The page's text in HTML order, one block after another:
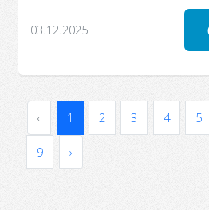
03.12.2025
‹ 1 2 3 4 5
9 ›